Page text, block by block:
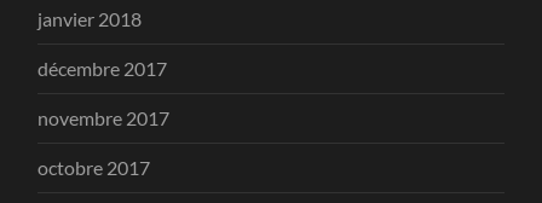
janvier 2018
décembre 2017
novembre 2017
octobre 2017